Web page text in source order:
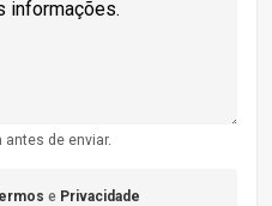
de enviar.
e Privacidade